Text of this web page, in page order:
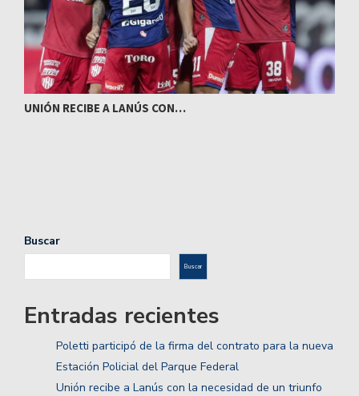
UNIÓN RECIBE A LANÚS CON…
Buscar
Buscar
Entradas recientes
Poletti participó de la firma del contrato para la nueva
Estación Policial del Parque Federal
Unión recibe a Lanús con la necesidad de un triunfo